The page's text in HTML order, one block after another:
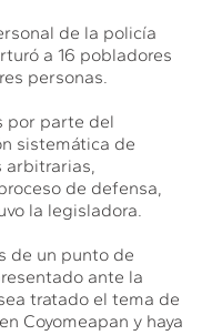
de la policía
a 16 pobladores
personas.
por parte del
sistemática de
arbitrarias,
de defensa,
la legisladora.
de un punto de
ante la
tratado el tema de
Coyomeapan y haya